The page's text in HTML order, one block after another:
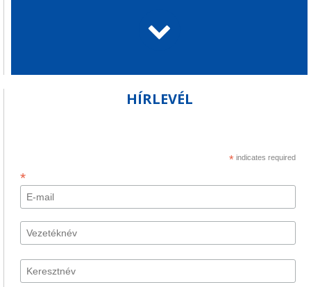
HÍRLEVÉL
* indicates required
*